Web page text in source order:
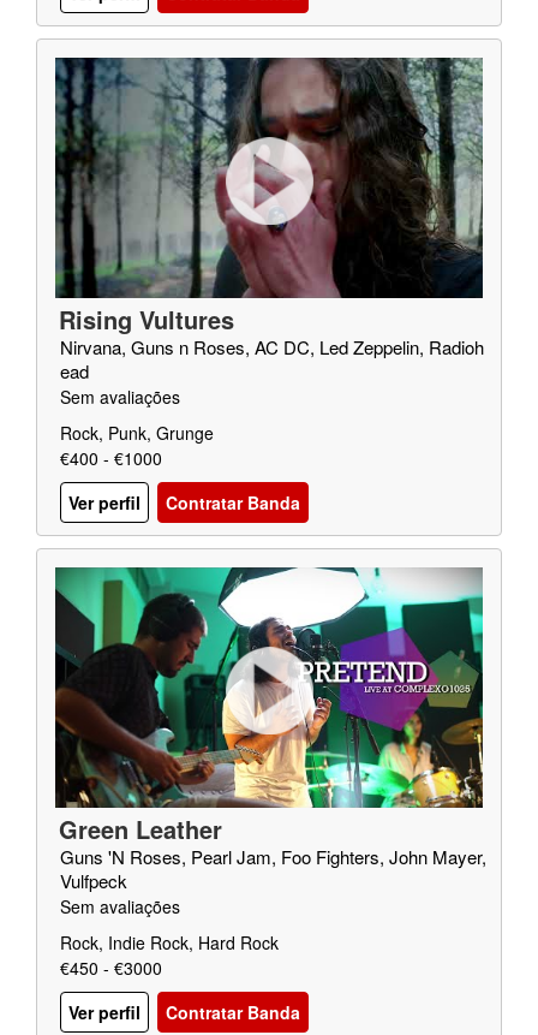
Rising Vultures
Nirvana, Guns n Roses, AC DC, Led Zeppelin, Radioh
ead
Sem avaliações
Rock, Punk, Grunge
€400 - €1000
Ver perfil
Contratar Banda
Green Leather
Guns 'N Roses, Pearl Jam, Foo Fighters, John Mayer,
Vulfpeck
Sem avaliações
Rock, Indie Rock, Hard Rock
€450 - €3000
Ver perfil
Contratar Banda